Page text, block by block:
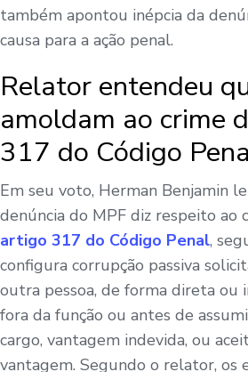
também apontou inépcia da
causa para a ação penal.
Relator entendeu
amoldam ao crime
317 do Código
Em seu voto, Herman Benjamin
denúncia do MPF diz respeito ao
artigo 317 do Código Penal,
configura corrupção passiva
outra pessoa, de forma direta ou
fora da função ou antes de
cargo, vantagem indevida, ou
vantagem. Segundo o relator, os